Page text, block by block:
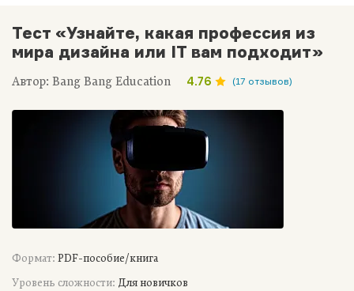
Тест «Узнайте, какая профессия из
мира дизайна или IT вам подходит»
Автор: Bang Bang Education 4.76 (17 отзывов)
Формат: PDF-пособие/книга
Уровень сложности: Для новичков